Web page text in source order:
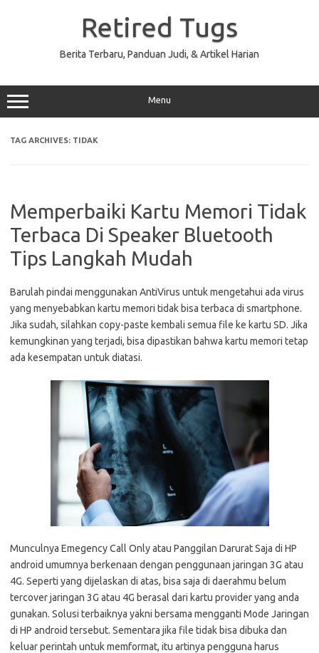
Retired Tugs
Berita Terbaru, Panduan Judi, & Artikel Harian
Menu
TAG ARCHIVES: TIDAK
Memperbaiki Kartu Memori Tidak
Terbaca Di Speaker Bluetooth
Tips Langkah Mudah
Barulah pindai menggunakan AntiVirus untuk mengetahui ada virus
yang menyebabkan kartu memori tidak bisa terbaca di smartphone.
Jika sudah, silahkan copy-paste kembali semua file ke kartu SD. Jika
kemungkinan yang terjadi, bisa dipastikan bahwa kartu memori tetap
ada kesempatan untuk diatasi.
Munculnya Emegency Call Only atau Panggilan Darurat Saja di HP
android umumnya berkenaan dengan penggunaan jaringan 3G atau
4G. Seperti yang dijelaskan di atas, bisa saja di daerahmu belum
tercover jaringan 3G atau 4G berasal dari kartu provider yang anda
gunakan. Solusi terbaiknya yakni bersama mengganti Mode Jaringan
di HP android tersebut. Sementara jika file tidak bisa dibuka dan
keluar perintah untuk memformat, itu artinya pengguna harus